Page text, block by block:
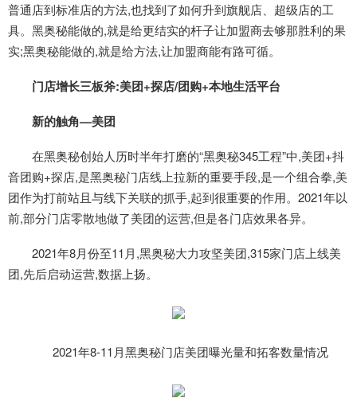
普通店到标准店的方法,也找到了如何升到旗舰店、超级店的工
具。黑奥秘能做的,就是给更结实的杆子让加盟商去够那胜利的果
实;黑奥秘能做的,就是给方法,让加盟商能有路可循。
门店增长三板斧:美团+探店/团购+本地生活平台
新的触角—美团
在黑奥秘创始人历时半年打磨的“黑奥秘345工程”中,美团+抖
音团购+探店,是黑奥秘门店线上拉新的重要手段,是一个组合拳,美
团作为打前站且与线下关联的抓手,起到很重要的作用。2021年以
前,部分门店零散地做了美团的运营,但是各门店效果各异。
2021年8月份至11月,黑奥秘大力攻坚美团,315家门店上线美
团,先后启动运营,数据上扬。
2021年8-11月黑奥秘门店美团曝光量和拓客数量情况